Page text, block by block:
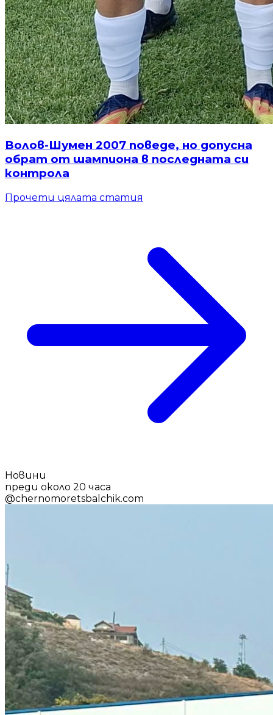
Волов-Шумен 2007 поведе, но допусна
обрат от шампиона в последната си
контрола
Прочети цялата статия
Новини
преди около 20 часа
@chernomoretsbalchik.com